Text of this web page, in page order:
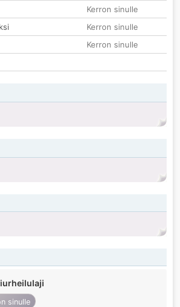
Kerron sinulle
Kerron sinulle
Kerron sinulle
sinulle